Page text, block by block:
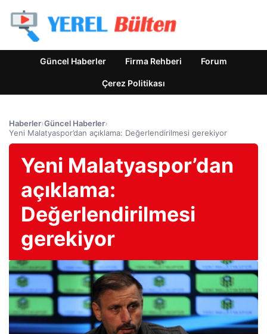
Güncel Haberler Firma Rehberi Forum
Çerez Politikası
Haberler›Güncel Haberler›
Yeni Malatyaspor’dan açıklama: Değerlendirilmesi gerekiyor
Yeni Malatyaspor’dan
açıklama:
Değerlendirilmesi
gerekiyor